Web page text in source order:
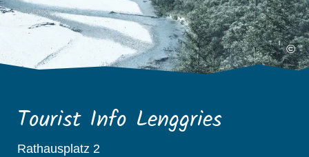
©
Tourist Info Lenggries
Rathausplatz 2